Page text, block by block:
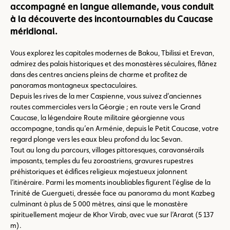
accompagné en langue allemande, vous conduit
à la découverte des incontournables du Caucase
méridional.
Vous explorez les capitales modernes de Bakou, Tbilissi et Erevan,
admirez des palais historiques et des monastères séculaires, flânez
dans des centres anciens pleins de charme et profitez de
panoramas montagneux spectaculaires.
Depuis les rives de la mer Caspienne, vous suivez d’anciennes
routes commerciales vers la Géorgie ; en route vers le Grand
Caucase, la légendaire Route militaire géorgienne vous
accompagne, tandis qu’en Arménie, depuis le Petit Caucase, votre
regard plonge vers les eaux bleu profond du lac Sevan.
Tout au long du parcours, villages pittoresques, caravansérails
imposants, temples du feu zoroastriens, gravures rupestres
préhistoriques et édifices religieux majestueux jalonnent
l’itinéraire. Parmi les moments inoubliables figurent l’église de la
Trinité de Guergueti, dressée face au panorama du mont Kazbeg
culminant à plus de 5 000 mètres, ainsi que le monastère
spirituellement majeur de Khor Virab, avec vue sur l’Ararat (5 137
m).